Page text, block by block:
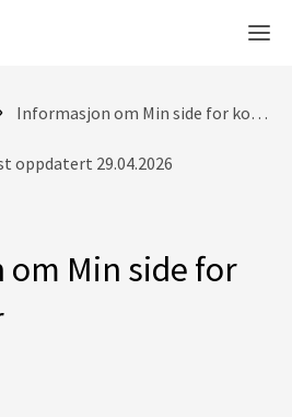
Informasjon om Min side for konsesjoner
oppdatert 29.04.2026
Min side for